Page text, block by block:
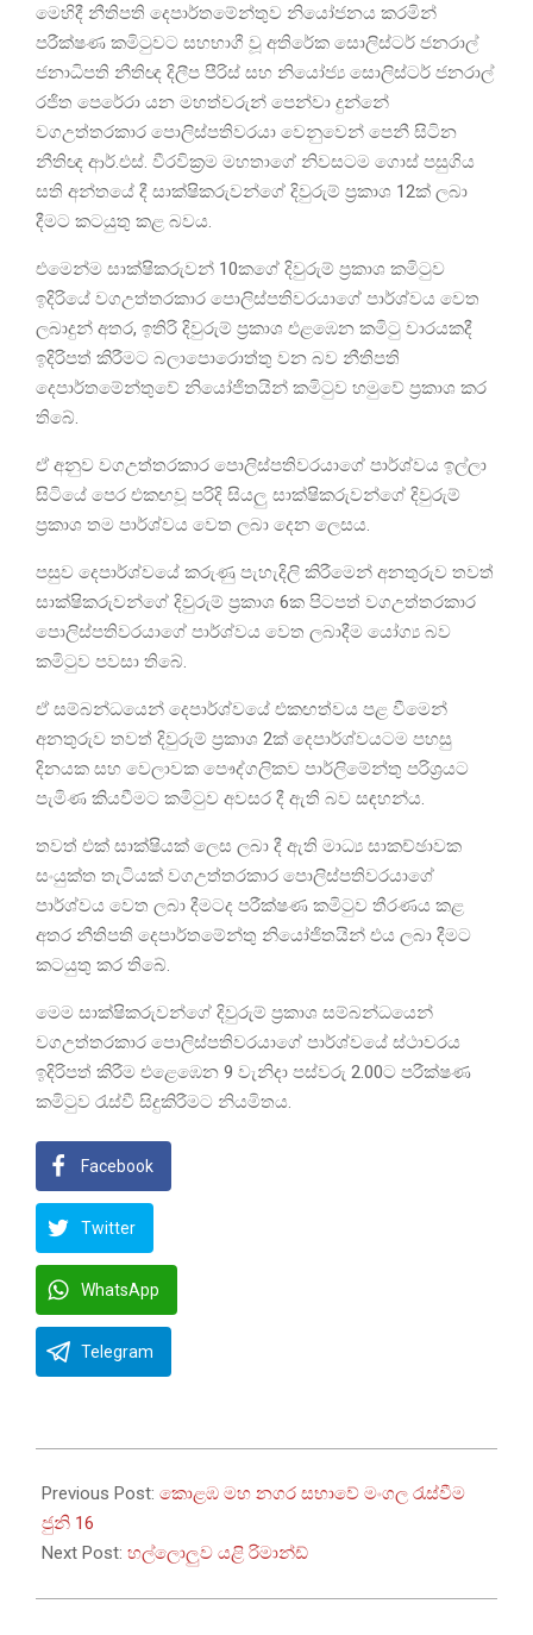
මෙහිදී නීතිපති දෙපාර්තමේන්තුව නියෝජනය කරමින්
පරීක්ෂණ කමිටුවට සහභාගී වූ අතිරේක සොලිස්ටර් ජනරාල්
ජනාධිපති නීතිඥ දිලීප පීරිස් සහ නියෝජ්‍ය සොලිස්ටර් ජනරාල්
රජිත පෙරේරා යන මහත්වරුන් පෙන්වා දුන්නේ
වගඋත්තරකාර පොලිස්පතිවරයා වෙනුවෙන් පෙනී සිටින
නීතිඥ ආර්.එස්. වීරවික්‍රම මහතාගේ නිවසටම ගොස් පසුගිය
සති අන්තයේ දී සාක්ෂිකරුවන්ගේ දිවුරුම් ප්‍රකාශ 12ක් ලබා
දීමට කටයුතු කළ බවය.
එමෙන්ම සාක්ෂිකරුවන් 10කගේ දිවුරුම් ප්‍රකාශ කමිටුව
ඉදිරියේ වගඋත්තරකාර පොලිස්පතිවරයාගේ පාර්ශ්වය වෙත
ලබාදුන් අතර, ඉතිරි දිවුරුම් ප්‍රකාශ එළඹෙන කමිටු වාරයකදී
ඉදිරිපත් කිරීමට බලාපොරොත්තු වන බව නීතිපති
දෙපාර්තමේන්තුවේ නියෝජිතයින් කමිටුව හමුවේ ප්‍රකාශ කර
තිබේ.
ඒ අනුව වගඋත්තරකාර පොලිස්පතිවරයාගේ පාර්ශ්වය ඉල්ලා
සිටියේ පෙර එකඟවූ පරිදි සියලු සාක්ෂිකරුවන්ගේ දිවුරුම්
ප්‍රකාශ තම පාර්ශ්වය වෙත ලබා දෙන ලෙසය.
පසුව දෙපාර්ශ්වයේ කරුණු පැහැදිලි කිරීමෙන් අනතුරුව තවත්
සාක්ෂිකරුවන්ගේ දිවුරුම් ප්‍රකාශ 6ක පිටපත් වගඋත්තරකාර
පොලිස්පතිවරයාගේ පාර්ශ්වය වෙත ලබාදීම යෝග්‍ය බව
කමිටුව පවසා තිබේ.
ඒ සම්බන්ධයෙන් දෙපාර්ශ්වයේ එකඟත්වය පළ වීමෙන්
අනතුරුව තවත් දිවුරුම් ප්‍රකාශ 2ක් දෙපාර්ශ්වයටම පහසු
දිනයක සහ වෙලාවක පෞද්ගලිකව පාර්ලිමේන්තු පරිශ්‍රයට
පැමිණ කියවීමට කමිටුව අවසර දී ඇති බව සඳහන්ය.
තවත් එක් සාක්ෂියක් ලෙස ලබා දී ඇති මාධ්‍ය සාකච්ඡාවක
සංයුක්ත තැටියක් වගඋත්තරකාර පොලිස්පතිවරයාගේ
පාර්ශ්වය වෙත ලබා දීමටද පරීක්ෂණ කමිටුව තීරණය කළ
අතර නීතිපති දෙපාර්තමේන්තු නියෝජිතයින් එය ලබා දීමට
කටයුතු කර තිබේ.
මෙම සාක්ෂිකරුවන්ගේ දිවුරුම් ප්‍රකාශ සම්බන්ධයෙන්
වගඋත්තරකාර පොලිස්පතිවරයාගේ පාර්ශ්වයේ ස්ථාවරය
ඉදිරිපත් කිරීම එළෙඹෙන 9 වැනිදා පස්වරු 2.00ට පරීක්ෂණ
කමිටුව රැස්වී සිදුකිරීමට නියමිතය.
Facebook
Twitter
WhatsApp
Telegram
06-
04
Previous Post: කොළඹ මහ නගර සභාවේ මංගල රැස්වීම
ජුනි 16
Next Post: හල්ලොලුව යළි රිමාන්ඩ්